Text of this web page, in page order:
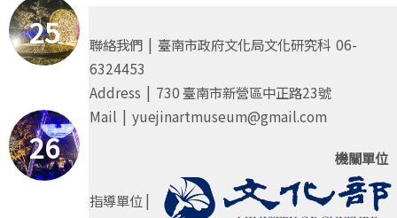
25
26
聯絡我們 | 臺南市政府文化局文化研究科 06-
6324453
Address | 730 臺南市新營區中正路23號
Mail | yuejinartmuseum@gmail.com
機關單位
指導單位 |